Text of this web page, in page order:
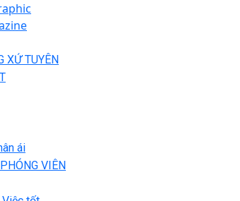
XỨ TUYÊN
ái
VIÊN